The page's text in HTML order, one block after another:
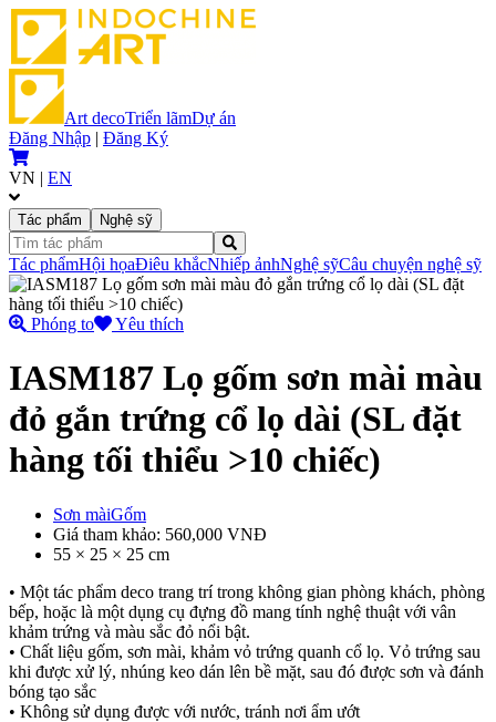
Art decoTriển lãmDự án
Đăng Nhập | Đăng Ký
VN | EN
Tác phẩm Nghệ sỹ
Tác phẩmHội họaĐiêu khắcNhiếp ảnhNghệ sỹCâu chuyện nghệ sỹ
Phóng to Yêu thích
IASM187 Lọ gốm sơn mài màu
đỏ gắn trứng cổ lọ dài (SL đặt
hàng tối thiểu >10 chiếc)
Sơn màiGốm
Giá tham khảo: 560,000 VNĐ
55 × 25 × 25 cm
• Một tác phẩm deco trang trí trong không gian phòng khách, phòng
bếp, hoặc là một dụng cụ đựng đồ mang tính nghệ thuật với vân
khảm trứng và màu sắc đỏ nổi bật.
• Chất liệu gốm, sơn mài, khảm vỏ trứng quanh cổ lọ. Vỏ trứng sau
khi được xử lý, nhúng keo dán lên bề mặt, sau đó được sơn và đánh
bóng tạo sắc
• Không sử dụng được với nước, tránh nơi ẩm ướt